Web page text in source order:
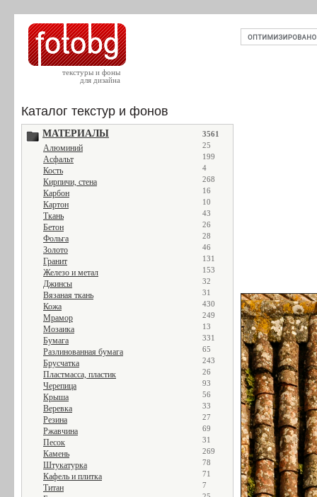
текстуры и фоны
для дизайна
Каталог текстур и фонов
МАТЕРИАЛЫ 3561
Алюминий 25
Асфальт 199
Кость 4
Кирпичи, стена 268
Карбон 16
Картон 10
Ткань 43
Бетон 26
Фольга 28
Золото 46
Гранит 131
Железо и метал 153
Джинсы 32
Вязаная ткань 31
Кожа 430
Мрамор 249
Мозаика 13
Бумага 331
Разлинованная бумага 65
Брусчатка 243
Пластмасса, пластик 26
Черепица 93
Крыша 56
Веревка 33
Резина 27
Ржавчина 69
Песок 31
Камень 269
Штукатурка 78
Кафель и плитка 71
Титан 7